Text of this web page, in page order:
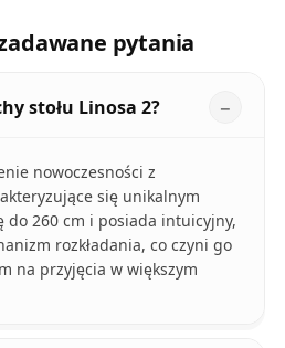
pytania
stołu Linosa 2?
nowoczesności z
się unikalnym
do 260 cm i posiada intuicyjny,
rozkładania, co czyni go
na przyjęcia w większym